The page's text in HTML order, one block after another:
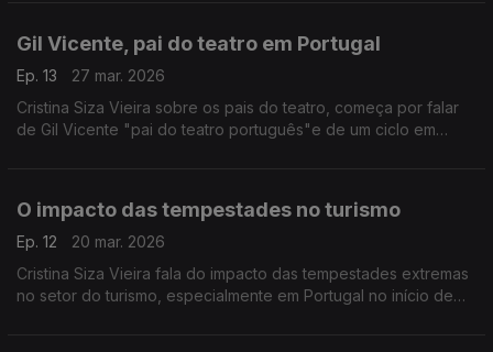
Gil Vicente, pai do teatro em Portugal
Ep. 13
27 mar. 2026
Cristina Siza Vieira sobre os pais do teatro, começa por falar
de Gil Vicente "pai do teatro português"e de um ciclo em
O impacto das tempestades no turismo
Ep. 12
20 mar. 2026
Cristina Siza Vieira fala do impacto das tempestades extremas
no setor do turismo, especialmente em Portugal no início de